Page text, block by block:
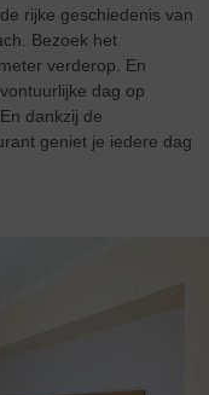
rijke geschiedenis van
Bezoek het
verderop. En
dag op
dankzij de
geniet je iedere dag